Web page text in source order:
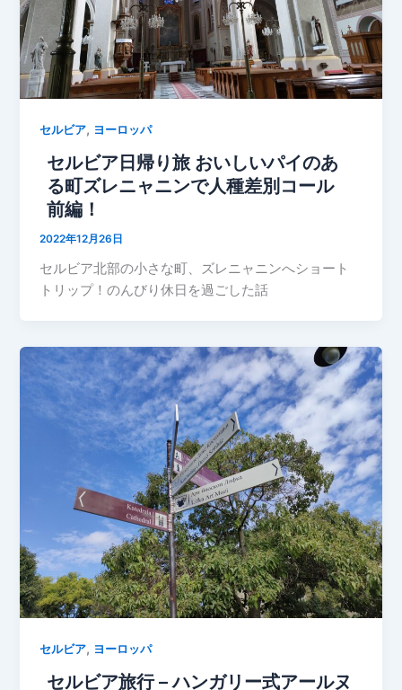
セルビア, ヨーロッパ
セルビア日帰り旅 おいしいパイのあ
る町ズレニャニンで人種差別コール
前編！
2022年12月26日
セルビア北部の小さな町、ズレニャニンへショート
トリップ！のんびり休日を過ごした話
セルビア, ヨーロッパ
セルビア旅行 – ハンガリー式アールヌ